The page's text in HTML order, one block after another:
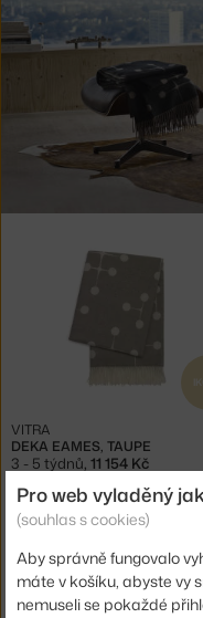
Přikrývky
DEKA EAMES, TAUPE
VITRA
3 - 5 týdnů 11 154 Kč
Ste zo
Pro web vyladěný
(souhlas s cookies)
Aby správně fungovalo
máte v košíku, abyste vy
nemuseli se pokaždé